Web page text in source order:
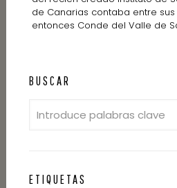
de Canarias contaba entre
entonces Conde del Valle de
BUSCAR
ETIQUETAS